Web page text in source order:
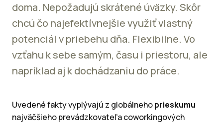
doma. Nepožadujú skrátené úväzky. Skôr
chcú čo najefektívnejšie využiť vlastný
potenciál v priebehu dňa. Flexibilne. Vo
vzťahu k sebe samým, času i priestoru, ale
napríklad aj k dochádzaniu do práce.
Uvedené fakty vyplývajú z globálnehoprieskumu
najväčšieho prevádzkovateľa coworkingových